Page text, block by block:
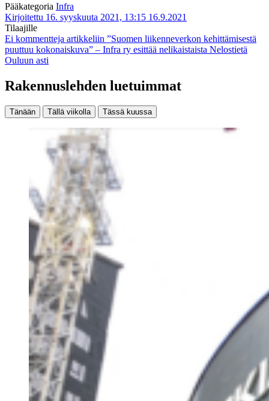
Pääkategoria Infra
Kirjoitettu 16. syyskuuta 2021, 13:15 16.9.2021
Tilaajille
Ei kommentteja artikkeliin ”Suomen liikenneverkon kehittämisestä
puuttuu kokonaiskuva” – Infra ry esittää nelikaistaista Nelostietä
Ouluun asti
Rakennuslehden luetuimmat
Tänään Tällä viikolla Tässä kuussa